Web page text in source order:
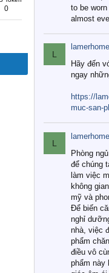
0
to be
almost
L
lamerhome
Hãy đến
ngay
https://
muc-san-
L
lamerhome
Phòng
để chúng
làm việc
không
mỹ và
Để biến
nghỉ
nhà, việc
phẩm
điều vô
phẩm này